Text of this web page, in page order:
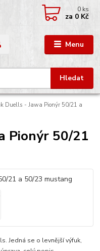
Menu
Hledat
0 ks
za 0 Kč
Duells - Jawa Pionýr 50/21 a
Pionýr 50/21
Jedná se o levnější výfuk,